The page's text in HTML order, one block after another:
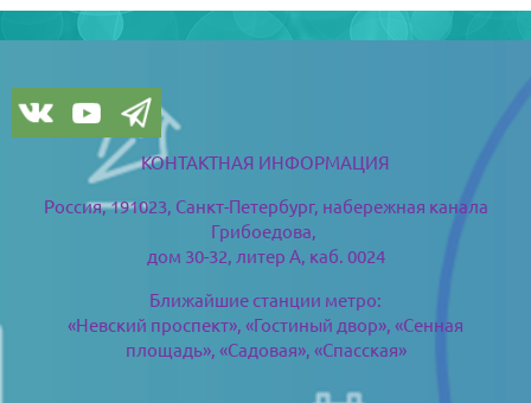
ブロック
КОНТАКТНАЯ ИНФОРМАЦИЯ
Россия, 191023, Санкт-Петербург, набережная канала
Грибоедова,
дом 30-32, литер А, каб. 0024
Ближайшие станции метро:
«Невский проспект», «Гостиный двор», «Сенная
площадь», «Садовая», «Спасская»